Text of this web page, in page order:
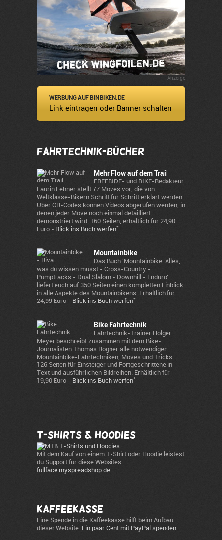
Anzeige
WERBUNG AUF BINBIKEN.DE
Link eintragen oder Banner schalten
Fahrtechnik-Bücher
Mehr Flow auf dem Trail
FREERIDE- und BIKE-Redakteur
Laurin Lehner stellt 77 Moves vor, die von
Weltklasse-Bikern Schritt für Schritt erklärt werden.
Über QR-Codes können Videos abgerufen werden, in
denen jeder Move noch einmal detailliert
demonstriert wird. 160 Seiten, erhältlich für 24,90
Euro - Blick ins Buch werfen*
Mountainbike
Das Buch 'Mountainbike: Alles,
was du wissen musst - Cross-Country -
Pumptracks - Dual Slalom - Downhill - Enduro'
liefert euch auf 350 Seiten einen kompletten Einblick
in alle Aspekte des Mountainbikens. Erhältlich für
24,99 Euro - Blick ins Buch werfen*
Bike Fahrtechnik
Fahrtechnik-Trainer Holger
Meyer beschreibt zusammen mit dem Bike-
Journalisten Thomas Rögner alle notwendigen
Mountainbike-Fahrtechniken, Moves und Tricks.
126 Seiten für Einsteiger und Fortgeschrittene in
Text und ausführlichen Bildreihen. Erhältlich für
19,90 Euro - Blick ins Buch werfen*
T-Shirts & Hoodies
Mit dem Kauf von einem T-Shirt oder Hoodie leistest
du Support für diese Websites:
fullface.myspreadshop.de
Kaffeekasse
Eine Spende in die Kaffeekasse hilft beim Aufbau
dieser Website: Ein paar Cent mit PayPal spenden